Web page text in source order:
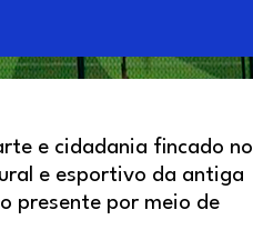
e cidadania fincado no
e esportivo da antiga
presente por meio de